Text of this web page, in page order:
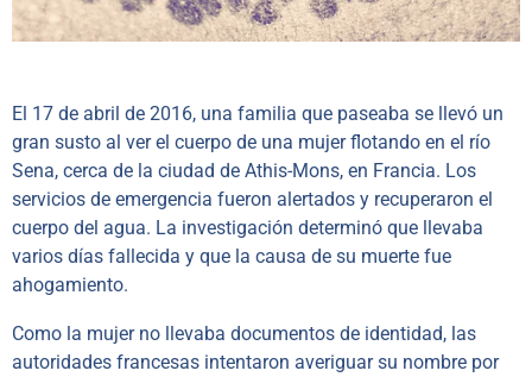
El 17 de abril de 2016, una familia que paseaba se llevó un
gran susto al ver el cuerpo de una mujer flotando en el río
Sena, cerca de la ciudad de Athis-Mons, en Francia. Los
servicios de emergencia fueron alertados y recuperaron el
cuerpo del agua. La investigación determinó que llevaba
varios días fallecida y que la causa de su muerte fue
ahogamiento.
Como la mujer no llevaba documentos de identidad, las
autoridades francesas intentaron averiguar su nombre por